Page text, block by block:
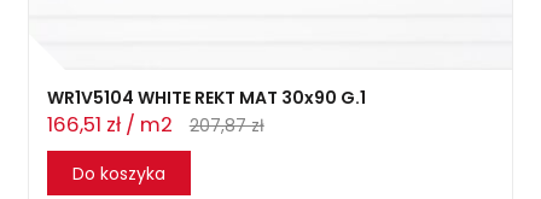
WR1V5104 WHITE REKT MAT 30x90 G.1
166,51 zł / m2
207,87 zł
Do koszyka